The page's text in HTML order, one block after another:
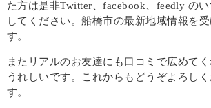
た方は是非Twitter、facebook、feedly の
してください。船橋市の最新地域情報を
す。
またリアルのお友達にも口コミで広めて
うれしいです。これからもどうぞよろし
す。